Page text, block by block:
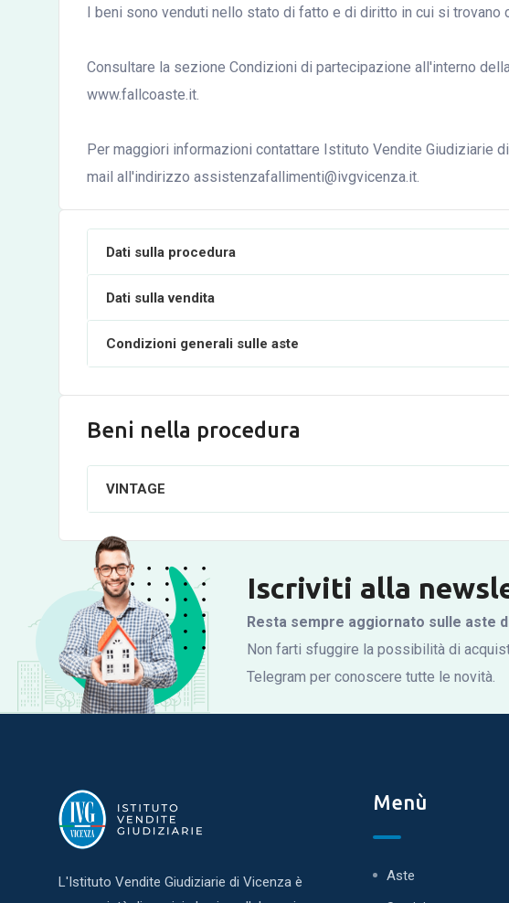
I beni sono venduti nello stato di fatto e di diritto in cui si trovano
Consultare la sezione Condizioni di partecipazione all'interno
www.fallcoaste.it.
Per maggiori informazioni contattare Istituto Vendite Giudiziarie
mail all'indirizzo assistenzafallimenti@ivgvicenza.it.
Dati sulla procedura
Dati sulla vendita
Condizioni generali sulle aste
Beni nella procedura
VINTAGE
Iscriviti alla
Resta sempre aggiornato sulle aste
Non farti sfuggire la possibilità di
Telegram per conoscere tutte le novità.
L'Istituto Vendite Giudiziarie di Vicenza è
Menù
Aste